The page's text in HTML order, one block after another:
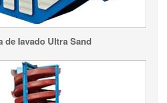
de lavado Ultra Sand